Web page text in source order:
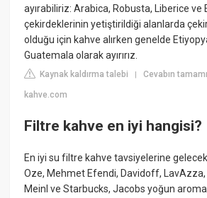
ayırabiliriz: Arabica, Robusta, Liberice ve
çekirdeklerinin yetiştirildiği alanlarda
olduğu için kahve alırken genelde
Guatemala olarak ayırırız.
Kaynak kaldırma talebi |Cevabın
kahve.com
Filtre kahve en iyi hangisi?
En iyi su filtre kahve tavsiyelerine
Oze, Mehmet Efendi, Davidoff,
Meinl ve Starbucks, Jacobs yoğun